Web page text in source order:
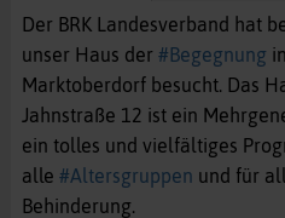
Der BRK Landesverband hat
unser Haus der #Begegnung in
Marktoberdorf besucht. Das
Jahnstraße 12 ist ein
ein tolles und vielfältiges
alle #Altersgruppen und für
Behinderung.